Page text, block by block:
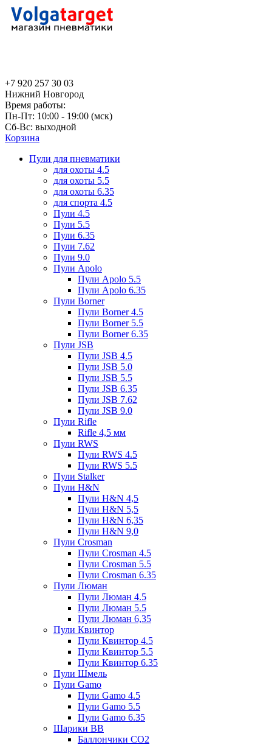
+7 920 257 30 03
Нижний Новгород
Время работы:
Пн-Пт: 10:00 - 19:00 (мск)
Сб-Вс: выходной
Корзина
Пули для пневматики
для охоты 4.5
для охоты 5.5
для охоты 6.35
для спорта 4.5
Пули 4.5
Пули 5.5
Пули 6.35
Пули 7.62
Пули 9.0
Пули Apolo
Пули Apolo 5.5
Пули Apolo 6.35
Пули Borner
Пули Borner 4.5
Пули Borner 5.5
Пули Borner 6.35
Пули JSB
Пули JSB 4.5
Пули JSB 5.0
Пули JSB 5.5
Пули JSB 6.35
Пули JSB 7.62
Пули JSB 9.0
Пули Rifle
Rifle 4,5 мм
Пули RWS
Пули RWS 4.5
Пули RWS 5.5
Пули Stalker
Пули H&N
Пули H&N 4,5
Пули H&N 5,5
Пули H&N 6,35
Пули H&N 9,0
Пули Crosman
Пули Crosman 4.5
Пули Crosman 5.5
Пули Crosman 6.35
Пули Люман
Пули Люман 4.5
Пули Люман 5.5
Пули Люман 6,35
Пули Квинтор
Пули Квинтор 4.5
Пули Квинтор 5.5
Пули Квинтор 6.35
Пули Шмель
Пули Gamo
Пули Gamo 4.5
Пули Gamo 5.5
Пули Gamo 6.35
Шарики BB
Баллончики CO2